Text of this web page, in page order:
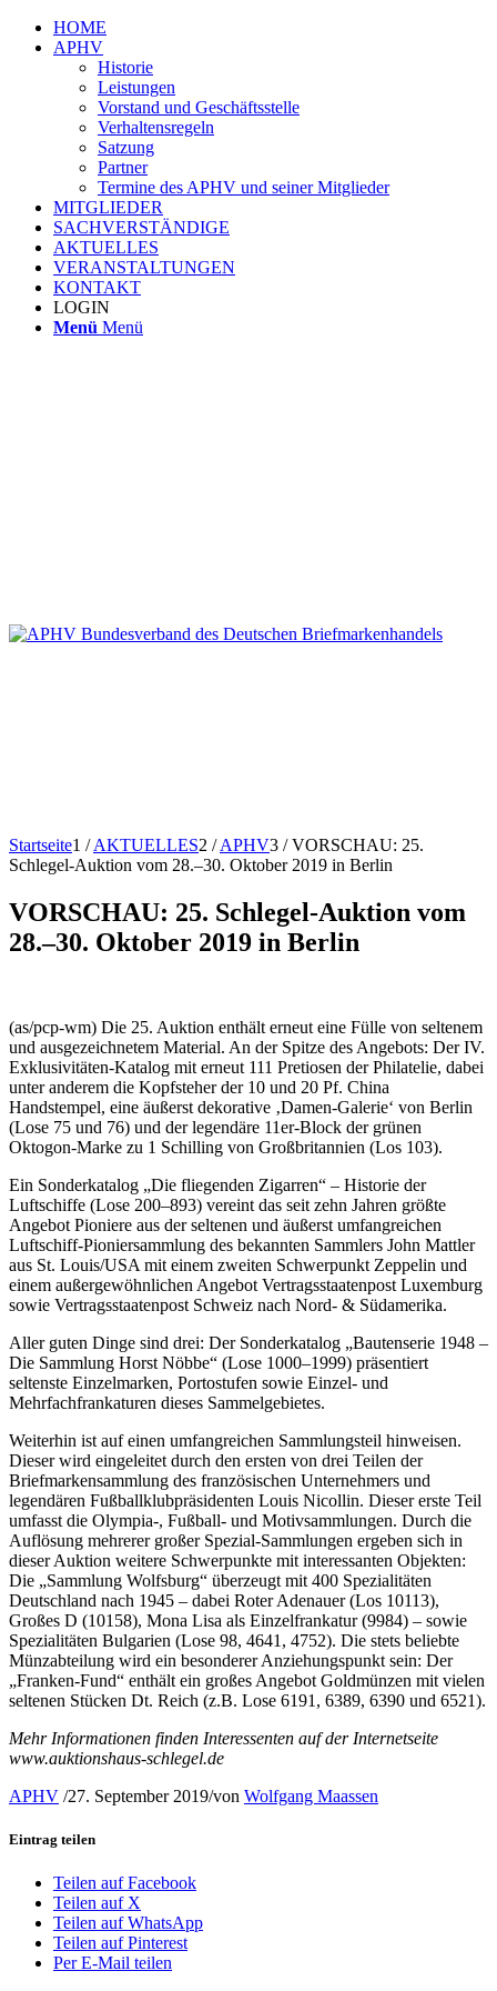
HOME
APHV
Historie
Leistungen
Vorstand und Geschäftsstelle
Verhaltensregeln
Satzung
Partner
Termine des APHV und seiner Mitglieder
MITGLIEDER
SACHVERSTÄNDIGE
AKTUELLES
VERANSTALTUNGEN
KONTAKT
LOGIN
Menü Menü
Startseite1 / AKTUELLES2 / APHV3 / VORSCHAU: 25.
Schlegel-Auktion vom 28.–30. Oktober 2019 in Berlin
VORSCHAU: 25. Schlegel-Auktion vom
28.–30. Oktober 2019 in Berlin
(as/pcp-wm) Die 25. Auktion enthält erneut eine Fülle von seltenem
und ausgezeichnetem Material. An der Spitze des Angebots: Der IV.
Exklusivitäten-Katalog mit erneut 111 Pretiosen der Philatelie, dabei
unter anderem die Kopfsteher der 10 und 20 Pf. China
Handstempel, eine äußerst dekorative ‚Damen-Galerie‘ von Berlin
(Lose 75 und 76) und der legendäre 11er-Block der grünen
Oktogon-Marke zu 1 Schilling von Großbritannien (Los 103).
Ein Sonderkatalog „Die fliegenden Zigarren“ – Historie der
Luftschiffe (Lose 200–893) vereint das seit zehn Jahren größte
Angebot Pioniere aus der seltenen und äußerst umfangreichen
Luftschiff-Pioniersammlung des bekannten Sammlers John Mattler
aus St. Louis/USA mit einem zweiten Schwerpunkt Zeppelin und
einem außergewöhnlichen Angebot Vertragsstaatenpost Luxemburg
sowie Vertragsstaatenpost Schweiz nach Nord- & Südamerika.
Aller guten Dinge sind drei: Der Sonderkatalog „Bautenserie 1948 –
Die Sammlung Horst Nöbbe“ (Lose 1000–1999) präsentiert
seltenste Einzelmarken, Portostufen sowie Einzel- und
Mehrfachfrankaturen dieses Sammelgebietes.
Weiterhin ist auf einen umfangreichen Sammlungsteil hinweisen.
Dieser wird eingeleitet durch den ersten von drei Teilen der
Briefmarkensammlung des französischen Unternehmers und
legendären Fußballklubpräsidenten Louis Nicollin. Dieser erste Teil
umfasst die Olympia-, Fußball- und Motivsammlungen. Durch die
Auflösung mehrerer großer Spezial-Sammlungen ergeben sich in
dieser Auktion weitere Schwerpunkte mit interessanten Objekten:
Die „Sammlung Wolfsburg“ überzeugt mit 400 Spezialitäten
Deutschland nach 1945 – dabei Roter Adenauer (Los 10113),
Großes D (10158), Mona Lisa als Einzelfrankatur (9984) – sowie
Spezialitäten Bulgarien (Lose 98, 4641, 4752). Die stets beliebte
Münzabteilung wird ein besonderer Anziehungspunkt sein: Der
„Franken-Fund“ enthält ein großes Angebot Goldmünzen mit vielen
seltenen Stücken Dt. Reich (z.B. Lose 6191, 6389, 6390 und 6521).
Mehr Informationen finden Interessenten auf der Internetseite
www.auktionshaus-schlegel.de
APHV /27. September 2019/von Wolfgang Maassen
Eintrag teilen
Teilen auf Facebook
Teilen auf X
Teilen auf WhatsApp
Teilen auf Pinterest
Per E-Mail teilen